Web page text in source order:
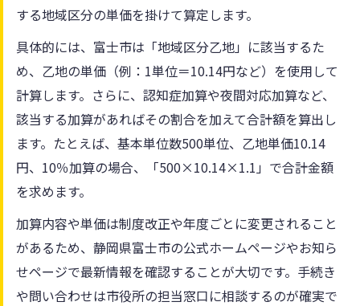
する地域区分の単価を掛けて算定します。
具体的には、富士市は「地域区分乙地」に該当するた
め、乙地の単価（例：1単位＝10.14円など）を使用して
計算します。さらに、認知症加算や夜間対応加算など、
該当する加算があればその割合を加えて合計額を算出し
ます。たとえば、基本単位数500単位、乙地単価10.14
円、10％加算の場合、「500×10.14×1.1」で合計金額
を求めます。
加算内容や単価は制度改正や年度ごとに変更されること
があるため、静岡県富士市の公式ホームページやお知ら
せページで最新情報を確認することが大切です。手続き
や問い合わせは市役所の担当窓口に相談するのが確実で